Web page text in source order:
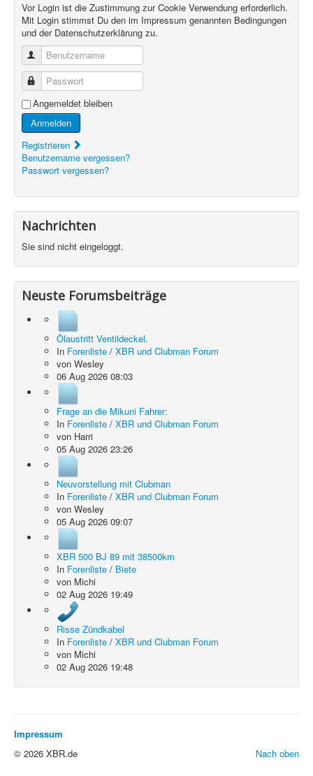
Vor Login ist die Zustimmung zur Cookie Verwendung erforderlich.
Mit Login stimmst Du den im Impressum genannten Bedingungen
und der Datenschutzerklärung zu.
Benutzername
Passwort
Angemeldet bleiben
Anmelden
Registrieren
Benutzername vergessen?
Passwort vergessen?
Nachrichten
Sie sind nicht eingeloggt.
Neuste Forumsbeiträge
Ölaustritt Ventildeckel.
In Forenliste / XBR und Clubman Forum
von Wesley
06 Aug 2026 08:03
Frage an die Mikuni Fahrer:
In Forenliste / XBR und Clubman Forum
von Harri
05 Aug 2026 23:26
Neuvorstellung mit Clubman
In Forenliste / XBR und Clubman Forum
von Wesley
05 Aug 2026 09:07
XBR 500 BJ 89 mit 38500km
In Forenliste / Biete
von Michi
02 Aug 2026 19:49
Risse Zündkabel
In Forenliste / XBR und Clubman Forum
von Michi
02 Aug 2026 19:48
Impressum
Nach oben
© 2026 XBR.de